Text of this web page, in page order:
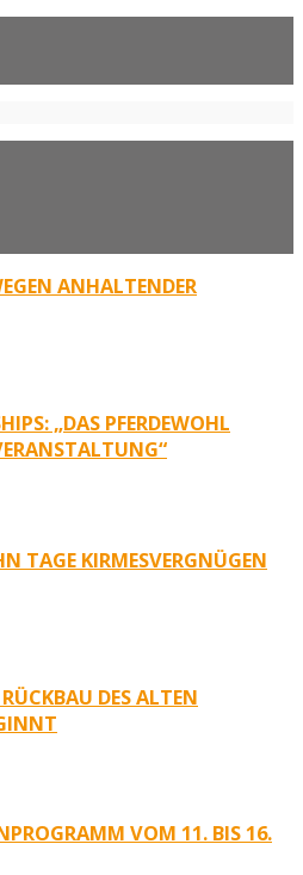
ANHALTENDER
„DAS PFERDEWOHL
TAGE KIRMESVERGNÜGEN
DES ALTEN
VOM 11. BIS 16.